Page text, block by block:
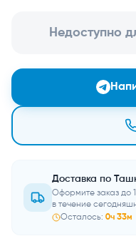
Недоступно
Доставка по
Оформите заказ до
в течение
Осталось: 0ч 33м